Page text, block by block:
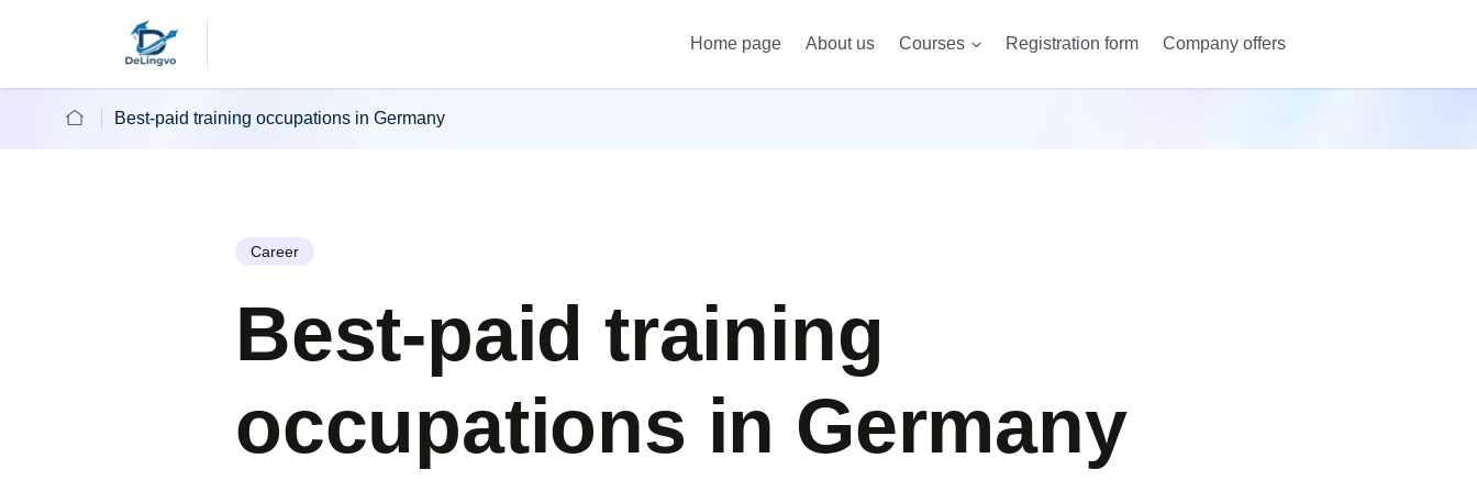
Home page About us Courses Registration form Company offers
Best-paid training occupations in Germany
Career
Best-paid training
occupations in Germany